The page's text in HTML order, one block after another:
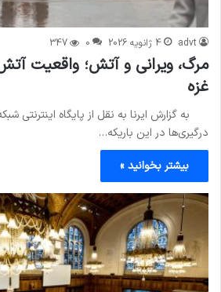
advt 4 ژانویه 2026 0
347
مرگ، ویرانی و آتش؛ واقعیت
غزه
به گزارش ایرنا به نقل از پایگاه اینترنتی
درگیری‌ها در این باریکه…
بیشتر بخوانید »